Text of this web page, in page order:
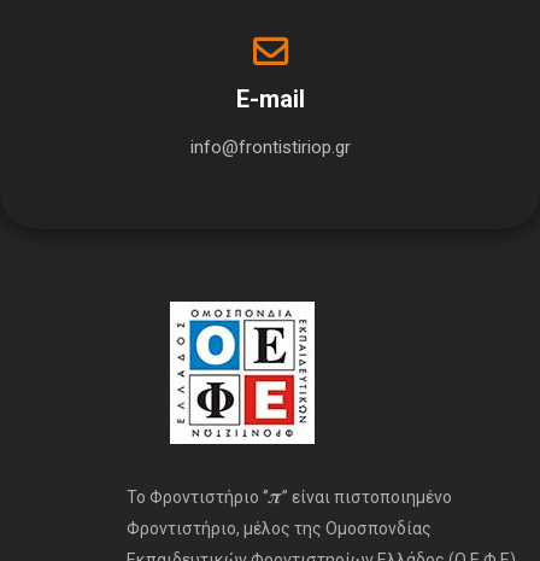
E-mail
info@frontistiriop.gr
Το Φροντιστήριο ‘’𝝅’’ είναι πιστοποιημένο
Φροντιστήριο, μέλος της Ομοσπονδίας